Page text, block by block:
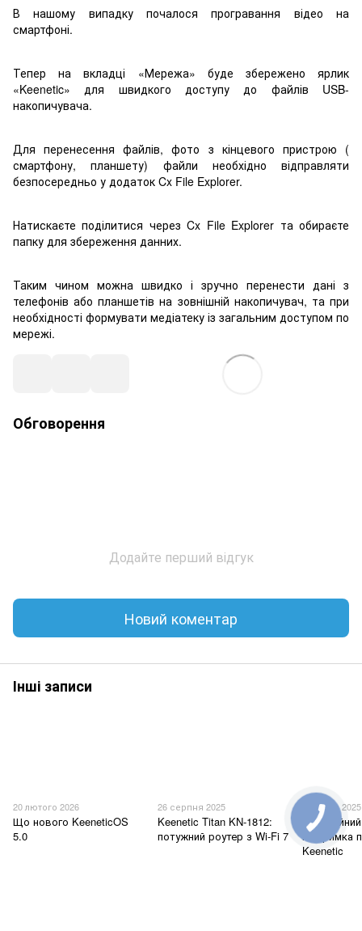
В нашому випадку почалося програвання відео на
смартфоні.
Тепер на вкладці «Мережа» буде збережено ярлик
«Keenetic» для швидкого доступу до файлів USB-
накопичувача.
Для перенесення файлів, фото з кінцевого пристрою (
смартфону, планшету) файли необхідно відправляти
безпосередньо у додаток Cx File Explorer.
Натискаєте поділитися через Cx File Explorer та обираєте
папку для збереження данних.
Таким чином можна швидко і зручно перенести дані з
телефонів або планшетів на зовнішній накопичувач, та при
необхідності формувати медіатеку із загальним доступом по
мережі.
Обговорення
Додайте перший відгук
Новий коментар
Інші записи
20 лютого 2026
Що нового KeeneticOS
5.0
26 серпня 2025
Keenetic Titan KN-1812:
потужний роутер з Wi-Fi 7
28 січня 2025
підтримка
Keenetic